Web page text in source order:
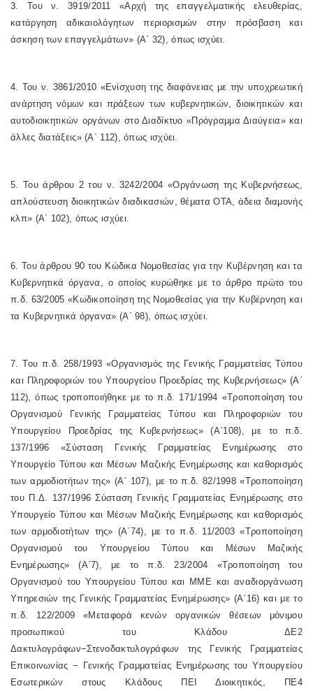
3. Του ν. 3919/2011 «Αρχή της επαγγελματικής ελευθερίας,
κατάργηση αδικαιολόγητων περιορισμών στην πρόσβαση και
άσκηση των επαγγελμάτων» (Α΄ 32), όπως ισχύει.
4. Του ν. 3861/2010 «Ενίσχυση της διαφάνειας με την υποχρεωτική
ανάρτηση νόμων και πράξεων των κυβερνητικών, διοικητικών και
αυτοδιοικητικών οργάνων στο Διαδίκτυο «Πρόγραμμα Διαύγεια» και
άλλες διατάξεις» (Α΄ 112), όπως ισχύει.
5. Του άρθρου 2 του ν. 3242/2004 «Οργάνωση της Κυβερνήσεως,
απλούστευση διοικητικών διαδικασιών, θέματα ΟΤΑ, άδεια διαμονής
κλπ» (Α΄ 102), όπως ισχύει.
6. Του άρθρου 90 του Κώδικα Νομοθεσίας για την Κυβέρνηση και τα
Κυβερνητικά όργανα, ο οποίος κυρώθηκε με το άρθρο πρώτο του
π.δ. 63/2005 «Κωδικοποίηση της Νομοθεσίας για την Κυβέρνηση και
τα Κυβερνητικά όργανα» (Α΄ 98), όπως ισχύει.
7. Του π.δ. 258/1993 «Οργανισμός της Γενικής Γραμματείας Τύπου
και Πληροφοριών του Υπουργείου Προεδρίας της Κυβερνήσεως» (Α΄
112), όπως τροποποιήθηκε με το π.δ. 171/1994 «Τροποποίηση του
Οργανισμού Γενικής Γραμματείας Τύπου και Πληροφοριών του
Υπουργείου Προεδρίας της Κυβερνήσεως» (Α΄108), με το π.δ.
137/1996 «Σύσταση Γενικής Γραμματείας Ενημέρωσης στο
Υπουργείο Τύπου και Μέσων Μαζικής Ενημέρωσης και καθορισμός
των αρμοδιοτήτων της» (Α΄ 107), με το π.δ. 82/1998 «Τροποποίηση
του Π.Δ. 137/1996 Σύσταση Γενικής Γραμματείας Ενημέρωσης στο
Υπουργείο Τύπου και Μέσων Μαζικής Ενημέρωσης και καθορισμός
των αρμοδιοτήτων της» (Α΄74), με το π.δ. 11/2003 «Τροποποίηση
Οργανισμού του Υπουργείου Τύπου και Μέσων Μαζικής
Ενημέρωσης» (Α΄7), με το π.δ. 23/2004 «Τροποποίηση του
Οργανισμού του Υπουργείου Τύπου και ΜΜΕ και αναδιοργάνωση
Υπηρεσιών της Γενικής Γραμματείας Ενημέρωσης» (Α΄16) και με το
π.δ. 122/2009 «Μεταφορά κενών οργανικών θέσεων μόνιμου
προσωπικού του Κλάδου ΔΕ2
Δακτυλογράφων−Στενοδακτυλογράφων της Γενικής Γραμματείας
Επικοινωνίας − Γενικής Γραμματείας Ενημέρωσης του Υπουργείου
Εσωτερικών στους Κλάδους ΠΕΙ Διοικητικός, ΠΕ4